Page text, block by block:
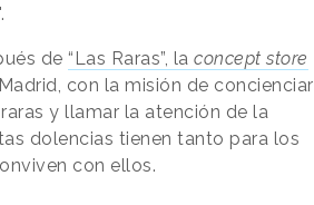
".
de “Las Raras”, la concept store
con la misión de concienciar
y llamar la atención de la
dolencias tienen tanto para los
con ellos.